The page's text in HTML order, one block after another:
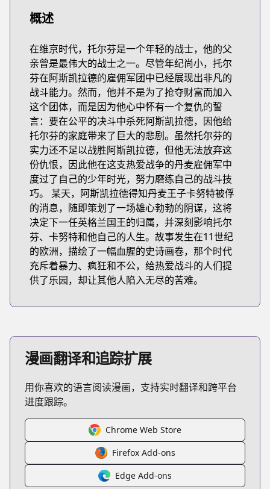
概述
在维京时代，托尔芬是一个年轻的战士，他的父
亲曾是最伟大的战士之一。尽管年纪尚小，托尔
芬在阿斯凯拉德的雇佣军团中已经展现出非凡的
战斗能力。然而，他并不是为了抢夺财富而加入
这个团体，而是因为他心中怀有一个复仇的誓
言：要在公平的决斗中杀死阿斯凯拉德，因他给
托尔芬的家庭带来了巨大的悲剧。虽然托尔芬的
实力还不足以战胜阿斯凯拉德，但他无法放弃这
份仇恨，因此他在这支热爱战争的丹麦雇佣军中
度过了自己的少年时光，努力磨练自己的战斗技
巧。 某天，阿斯凯拉德得知丹麦王子卡努特被俘
的消息，随即策划了一场雄心勃勃的阴谋，这将
决定下一任英格兰国王的归属，并深刻影响托尔
芬、卡努特和他自己的人生。故事发生在11世纪
的欧洲，描绘了一幅血腥的史诗画卷，那个时代
充斥着暴力、疯狂和不公，给热爱战斗的人们提
供了乐园，却让其他人陷入无尽的苦难。
漫画翻译和追踪扩展
用你喜欢的语言阅读漫画，支持实时翻译和跨平台
进度跟踪。
Chrome Web Store
Firefox Add-ons
Edge Add-ons